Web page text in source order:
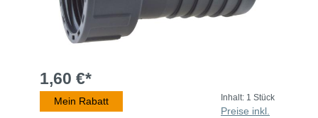
1,60 €*
Mein Rabatt Inhalt: 1 Stück
Preise inkl.